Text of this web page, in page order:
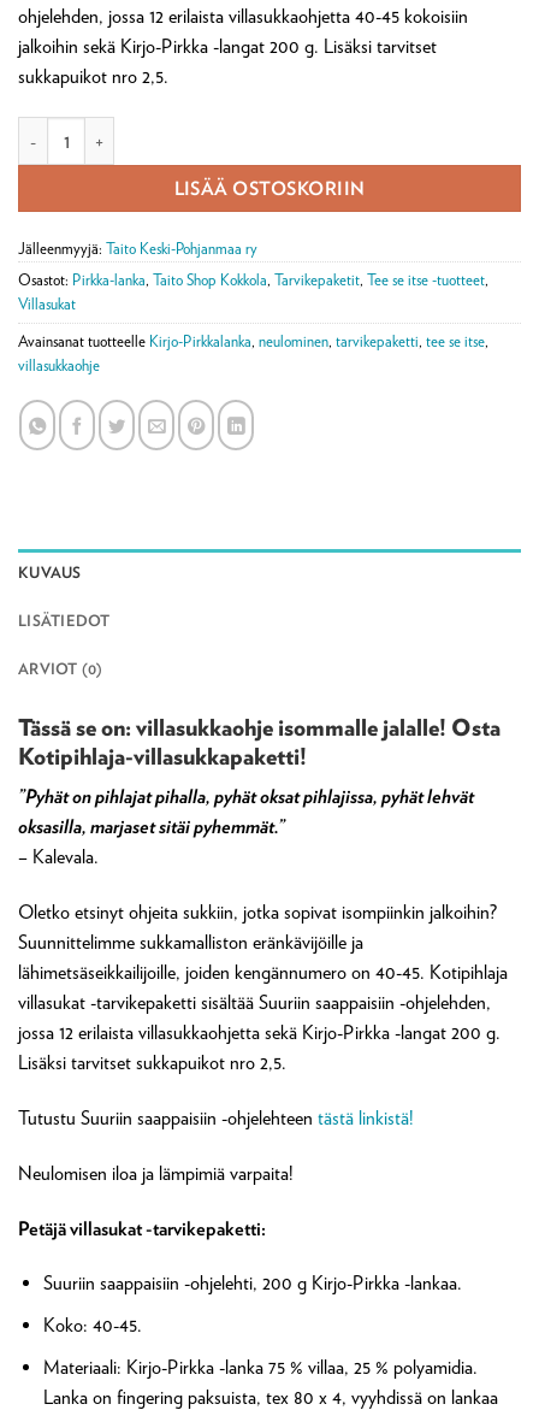
ohjelehden, jossa 12 erilaista villasukkaohjetta 40-45 kokoisiin
jalkoihin sekä Kirjo-Pirkka -langat 200 g. Lisäksi tarvitset
sukkapuikot nro 2,5.
LISÄÄ OSTOSKORIIN
Jälleenmyyjä: Taito Keski-Pohjanmaa ry
Osastot: Pirkka-lanka, Taito Shop Kokkola, Tarvikepaketit, Tee se itse -tuotteet,
Villasukat
Avainsanat tuotteelle Kirjo-Pirkkalanka, neulominen, tarvikepaketti, tee se itse,
villasukkaohje
KUVAUS
LISÄTIEDOT
ARVIOT (0)
Tässä se on: villasukkaohje isommalle jalalle! Osta
Kotipihlaja-villasukkapaketti!
”Pyhät on pihlajat pihalla, pyhät oksat pihlajissa, pyhät lehvät
oksasilla, marjaset sitäi pyhemmät.”
– Kalevala.
Oletko etsinyt ohjeita sukkiin, jotka sopivat isompiinkin jalkoihin?
Suunnittelimme sukkamalliston eränkävijöille ja
lähimetsäseikkailijoille, joiden kengännumero on 40-45. Kotipihlaja
villasukat -tarvikepaketti sisältää Suuriin saappaisiin -ohjelehden,
jossa 12 erilaista villasukkaohjetta sekä Kirjo-Pirkka -langat 200 g.
Lisäksi tarvitset sukkapuikot nro 2,5.
Tutustu Suuriin saappaisiin -ohjelehteen tästä linkistä!
Neulomisen iloa ja lämpimiä varpaita!
Petäjä villasukat -tarvikepaketti:
Suuriin saappaisiin -ohjelehti, 200 g Kirjo-Pirkka -lankaa.
Koko: 40-45.
Materiaali: Kirjo-Pirkka -lanka 75 % villaa, 25 % polyamidia.
Lanka on fingering paksuista, tex 80 x 4, vyyhdissä on lankaa